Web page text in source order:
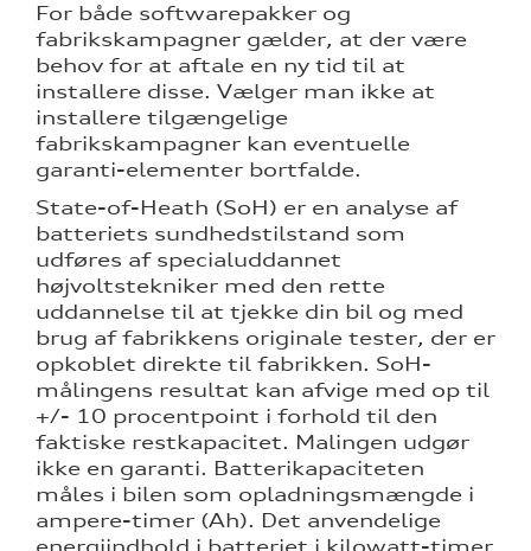
For både softwarepakker og
fabrikskampagner gælder, at der være
behov for at aftale en ny tid til at
installere disse. Vælger man ikke at
installere tilgængelige
fabrikskampagner kan eventuelle
garanti-elementer bortfalde.
State-of-Heath (SoH) er en analyse af
batteriets sundhedstilstand som
udføres af specialuddannet
højvoltstekniker med den rette
uddannelse til at tjekke din bil og med
brug af fabrikkens originale tester, der er
opkoblet direkte til fabrikken. SoH-
målingens resultat kan afvige med op til
+/- 10 procentpoint i forhold til den
faktiske restkapacitet. Malingen udgør
ikke en garanti. Batterikapaciteten
måles i bilen som opladningsmængde i
ampere-timer (Ah). Det anvendelige